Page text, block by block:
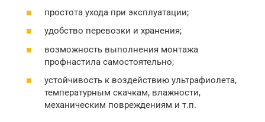
простота ухода при эксплуатации;
удобство перевозки и хранения;
возможность выполнения монтажа
профнастила самостоятельно;
устойчивость к воздействию ультрафиолета,
температурным скачкам, влажности,
механическим повреждениям и т.п.